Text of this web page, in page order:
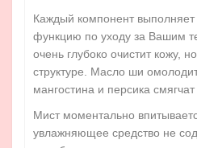
Каждый компонент
функцию по уходу за Вашим
очень глубоко очистит кожу,
структуре. Масло ши
мангостина и персика смягчат
Мист моментально
увлажняющее средство не